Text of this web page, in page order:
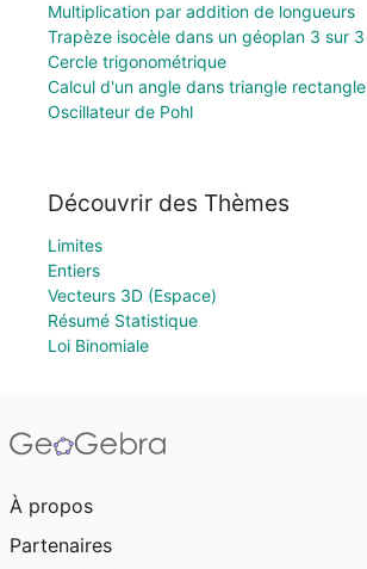
Multiplication par addition de longueurs
Trapèze isocèle dans un géoplan 3 sur 3
Cercle trigonométrique
Calcul d'un angle dans triangle rectangle
Oscillateur de Pohl
Découvrir des Thèmes
Limites
Entiers
Vecteurs 3D (Espace)
Résumé Statistique
Loi Binomiale
À propos
Partenaires